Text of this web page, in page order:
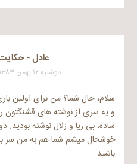
عادل -
دوشنبه ۱۲ بهمن ۱۳۸۳ در ۹:۳۸ قبل از ظهر
سلام، حال شما؟ من برای اولین
و یه سری از نوشته های قشنگتون
ساده، بی ریا و زلال نوشته بودید.
خوشحال میشم شما هم به من سر
باشید.